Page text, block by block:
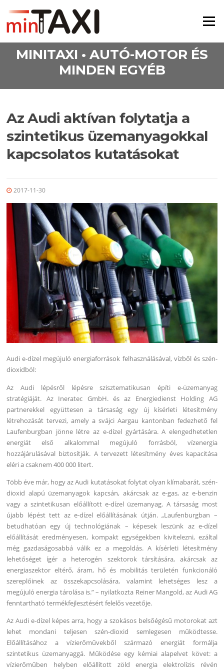
Menü
MINITAXI • AUTÓ-MOTOR ÉS
MINDEN EGYÉB
Az Audi aktívan folytatja a
szintetikus üzemanyagokkal
kapcsolatos kutatásokat
2017-11-30
Audi e-dízel megújuló energiaforrások felhasználásával, vízből és szén-
dioxidból:
Az Audi lépésről lépésre szisztematikusan építi e-üzemanyag
stratégiáját. Az Ineratec GmbH. és az Energiedienst Holding AG
partnerekkel együttesen a társaság egy új kísérleti létesítmény
létrehozását tervezi, amely a svájci Aargau kantonban fedezhető fel
Laufenburgban jönne létre az e-dízel gyártására. A elengedhetetlen
energiát első alkalommal megújuló forrásból, vízenergia
hozzájárulásával biztosítják. A tervezett létesítmény éves kapacitása
eléri a csaknem 400 000 litert.
Több éve már, hogy az Audi kutatásokat folytat olyan klímabarát, szén-
dioxid alapú üzemanyagok kapcsán, akárcsak az e-gas, az e-benzin
vagy a szintetikusan előállított e-dízel üzemanyag. A társaság most
újabb lépést tett az e-dízel előállításának útján. „Laufenburgban –
betudhatóan egy új technológiának – képesek leszünk az e-dízel
előállítását eredményesen, kompakt egységekben kivitelezni, ezáltal
még gazdaságosabbá válik ez a megoldás. A kísérleti létesítmény
lehetőséget ígér a heterogén szektorok társítására, akárcsak az
energiaszektor eltérő, áram, hő és mobilitás területén funkcionáló
szereplőinek az összekapcsolására, valamint lehetséges lesz a
megújuló energia tárolása is.” – nyilatkozta Reiner Mangold, az Audi AG
fenntartható termékfejlesztésért felelős vezetője.
Az Audi e-dízel képes arra, hogy a szokásos belsőégésű motorokat azt
lehet mondani teljesen szén-dioxid semlegesen működtesse.
Előállításához a vízierőművekből származó energiát formálja
szintetikus üzemanyaggá. Működése egy kémiai alapelvet követ: a
vízierőműben helyben előállított zöld energia elektrolízis révén